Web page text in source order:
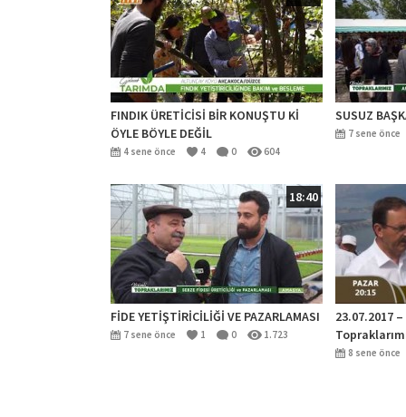
FINDIK ÜRETİCİSİ BİR KONUŞTU Kİ
ÖYLE BÖYLE DEĞİL
4 sene önce 4 0 604
SUSUZ
7 sene önce
18:40
FİDE YETİŞTİRİCİLİĞİ VE PAZARLAMASI
7 sene önce 1 0 1.723
23.07.2017
8 sene önce